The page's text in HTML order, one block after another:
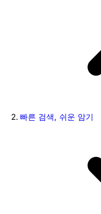
빠른 검색, 쉬운 암기